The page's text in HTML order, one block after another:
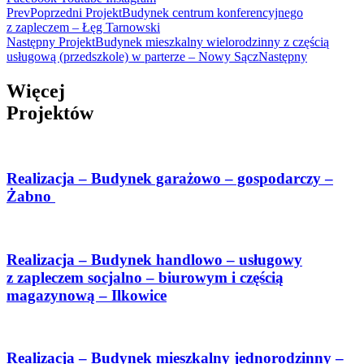
PrevPoprzedni ProjektBudynek centrum konferencyjnego
z zapleczem – Łęg Tarnowski
Następny ProjektBudynek mieszkalny wielorodzinny z częścią
usługową (przedszkole) w parterze – Nowy SączNastępny
Więcej
Projektów
Realizacja – Budynek garażowo – gospodarczy –
Żabno
Realizacja – Budynek handlowo – usługowy
z zapleczem socjalno – biurowym i częścią
magazynową – Ilkowice
Realizacja – Budynek mieszkalny jednorodzinny –